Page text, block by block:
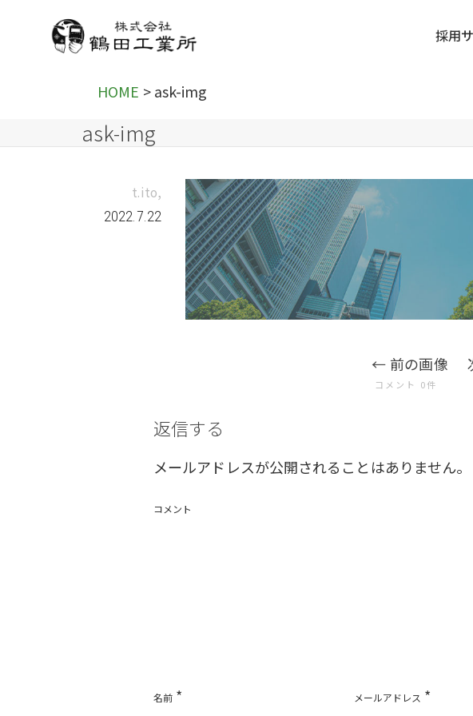
採用
HOME >ask-img
ask-img
t.ito,
2022.7.22
前の画像
コメント 0件
返信する
メールアドレスが公開されることはありません。
コメント
名前 * メールアドレス *